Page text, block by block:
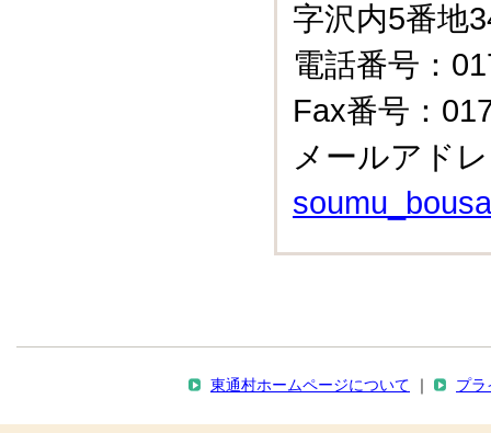
字沢内5番
電話番号：
Fax番号：
メールアド
東通村ホームページについて プラ